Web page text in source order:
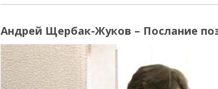
Андрей Щербак-Жуков – Послание